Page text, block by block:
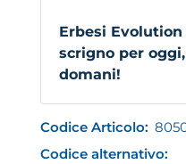
Erbesi
scrigno per
domani!
Codice Articolo:
Codice alternativo: